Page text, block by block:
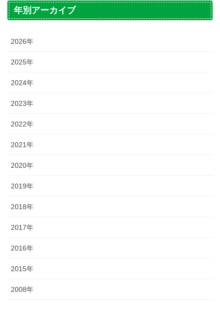
年別アーカイブ
2026年
2025年
2024年
2023年
2022年
2021年
2020年
2019年
2018年
2017年
2016年
2015年
2008年